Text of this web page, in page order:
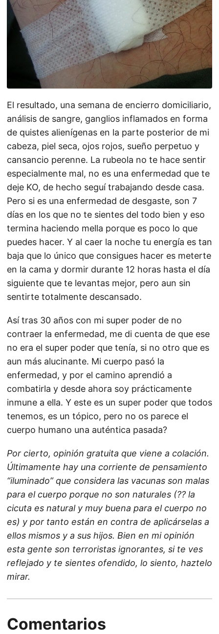
El resultado, una semana de encierro domiciliario,
análisis de sangre, ganglios inflamados en forma
de quistes alienígenas en la parte posterior de mi
cabeza, piel seca, ojos rojos, sueño perpetuo y
cansancio perenne. La rubeola no te hace sentir
especialmente mal, no es una enfermedad que te
deje KO, de hecho seguí trabajando desde casa.
Pero si es una enfermedad de desgaste, son 7
días en los que no te sientes del todo bien y eso
termina haciendo mella porque es poco lo que
puedes hacer. Y al caer la noche tu energía es tan
baja que lo único que consigues hacer es meterte
en la cama y dormir durante 12 horas hasta el día
siguiente que te levantas mejor, pero aun sin
sentirte totalmente descansado.
Así tras 30 años con mi super poder de no
contraer la enfermedad, me di cuenta de que ese
no era el super poder que tenía, si no otro que es
aun más alucinante. Mi cuerpo pasó la
enfermedad, y por el camino aprendió a
combatirla y desde ahora soy prácticamente
inmune a ella. Y este es un super poder que todos
tenemos, es un tópico, pero no os parece el
cuerpo humano una auténtica pasada?
Por cierto, opinión gratuita que viene a colación.
Últimamente hay una corriente de pensamiento
“iluminado” que considera las vacunas son malas
para el cuerpo porque no son naturales (?? la
cicuta es natural y muy buena para el cuerpo no
es) y por tanto están en contra de aplicárselas a
ellos mismos y a sus hijos. Bien en mi opinión
esta gente son terroristas ignorantes, si te ves
reflejado y te sientes ofendido, lo siento, haztelo
mirar.
Comentarios